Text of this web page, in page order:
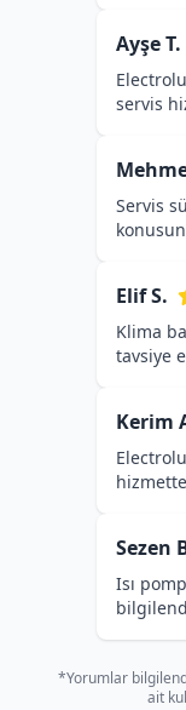
Ayşe T.
servis
Servis
Elif S.
Klima
tavsiye
Kerim
Sezen
Isı
*Yorumlar
ait